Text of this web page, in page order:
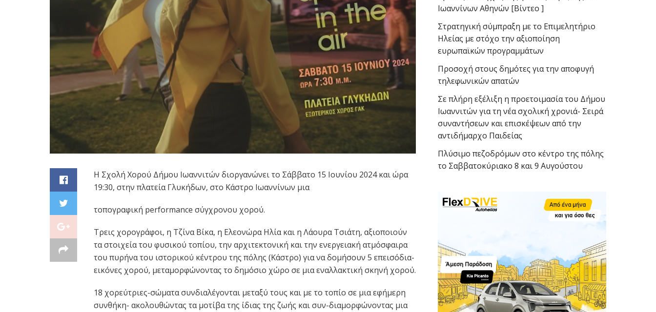
Η Σχολή Χορού Δήμου Ιωαννιτών διοργανώνει το Σάββατο 15 Ιουνίου 2024 και ώρα
19:30, στην πλατεία Γλυκήδων, στο Κάστρο Ιωαννίνων μια
τοπογραφική performance σύγχρονου χορού.
Τρεις χορογράφοι, η Τζίνα Βίκα, η Ελεονώρα Ηλία και η Λάουρα Τσιάτη, αξιοποιούν
τα στοιχεία του φυσικού τοπίου, την αρχιτεκτονική και την ενεργειακή ατμόσφαιρα
του πυρήνα του ιστορικού κέντρου της πόλης (Κάστρο) για να δομήσουν 5 επεισόδια-
εικόνες χορού, μεταμορφώνοντας το δημόσιο χώρο σε μια εναλλακτική σκηνή χορού.
18 χορεύτριες-σώματα συνδιαλέγονται μεταξύ τους και με το τοπίο σε μια εφήμερη
συνθήκη- ακολουθώντας τα μοτίβα της ίδιας της ζωής και συν-διαμορφώνοντας μια
Ιωαννίνων Αθηνών [Βίντεο ]
Στρατηγική σύμπραξη με το Επιμελητήριο
Ηλείας με στόχο την αξιοποίηση
ευρωπαϊκών προγραμμάτων
Προσοχή στους δημότες για την αποφυγή
τηλεφωνικών απατών
Σε πλήρη εξέλιξη η προετοιμασία του Δήμου
Ιωαννιτών για τη νέα σχολική χρονιά- Σειρά
συναντήσεων και επισκέψεων από την
αντιδήμαρχο Παιδείας
Πλύσιμο πεζοδρόμων στο κέντρο της πόλης
το Σαββατοκύριακο 8 και 9 Αυγούστου